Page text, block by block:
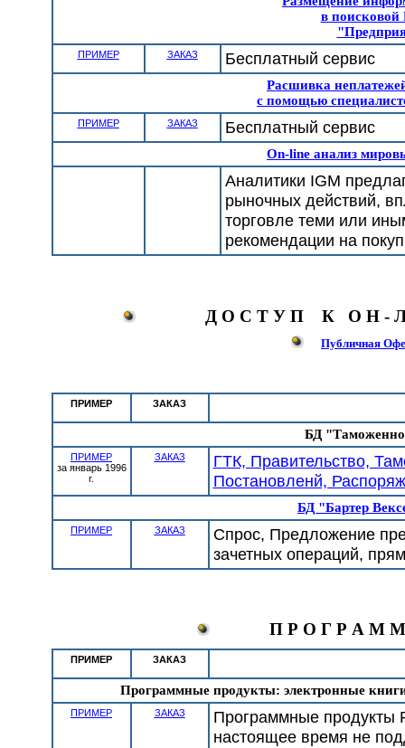
в
ПРИМЕР ЗАКАЗ Бесплатный сервис
Расшивка
с помощью
ПРИМЕР ЗАКАЗ Бесплатный сервис
On-line анализ
Аналитики IGM
рыночных действий,
торговле теми или
рекомендации на
Д О С Т У П К О Н -
Публичная
ПРИМЕР ЗАКАЗ
БД
ПРИМЕР
за январь 1996
г.
ЗАКАЗ
ГТК, Правительство,
Постановленй,
БД "Бартер
ПРИМЕР ЗАКАЗ
Спрос, Предложение
зачетных операций,
П Р О Г Р А М
ПРИМЕР ЗАКАЗ
Программные продукты: электронные
ПРИМЕР ЗАКАЗ
Программные продукты
настоящее время не